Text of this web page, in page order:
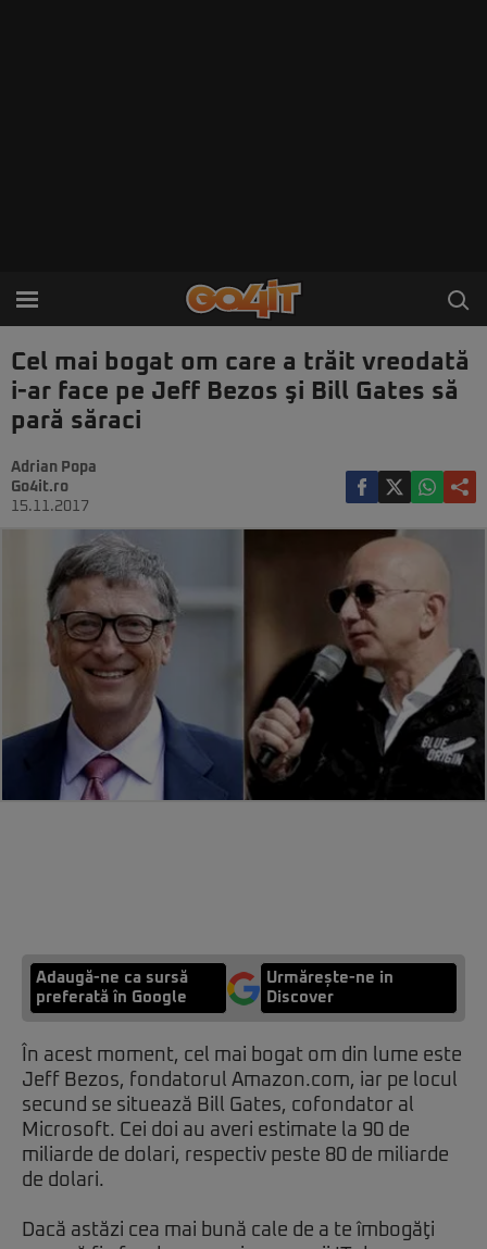
Cel mai bogat om care a trăit vreodată
i-ar face pe Jeff Bezos şi Bill Gates să
pară săraci
Adrian Popa
Go4it.ro
15.11.2017
Adaugă-ne ca sursă
preferată în Google
Urmărește-ne in
Discover
În acest moment, cel mai bogat om din lume este
Jeff Bezos, fondatorul Amazon.com, iar pe locul
secund se situează Bill Gates, cofondator al
Microsoft. Cei doi au averi estimate la 90 de
miliarde de dolari, respectiv peste 80 de miliarde
de dolari.
Dacă astăzi cea mai bună cale de a te îmbogăţi